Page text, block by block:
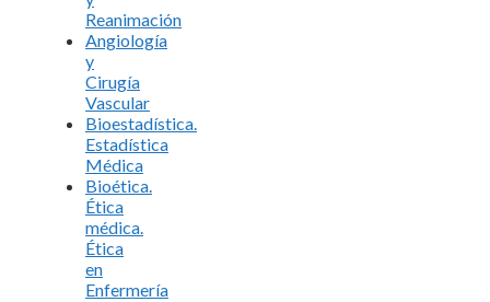
Reanimación
Angiología
y
Cirugía
Vascular
Bioestadística.
Estadística
Médica
Bioética.
Ética
médica.
Ética
en
Enfermería